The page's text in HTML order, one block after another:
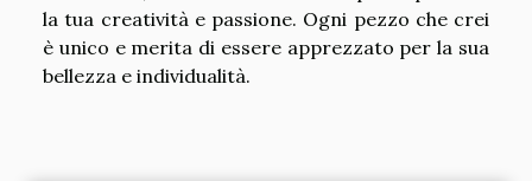
la tua creatività e passione. Ogni pezzo che crei
è unico e merita di essere apprezzato per la sua
bellezza e individualità.